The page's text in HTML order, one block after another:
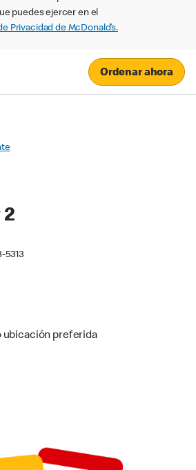
puedes ejercer en el
Privacidad de McDonald’s.
Ordenar ahora
2
5313
ubicación preferida